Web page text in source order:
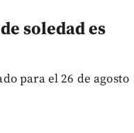
soledad es
para el 26 de agosto